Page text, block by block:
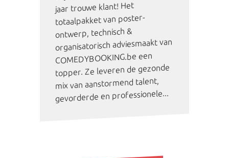
jaar trouwe klant! Het
totaalpakket van poster-
ontwerp, technisch &
organisatorisch adviesmaakt van
COMEDYBOOKING.be een
topper. Ze leveren de gezonde
mix van aanstormend talent,
gevorderde en professionele...